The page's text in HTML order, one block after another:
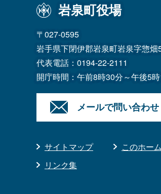
岩泉町役場
〒027-0595
岩手県下閉伊郡岩泉町岩泉字惣畑
代表電話： 0194-22-2111
開庁時間：午前8時30分～午後5
メールで問い合わせ
サイトマップ
このホー
リンク集